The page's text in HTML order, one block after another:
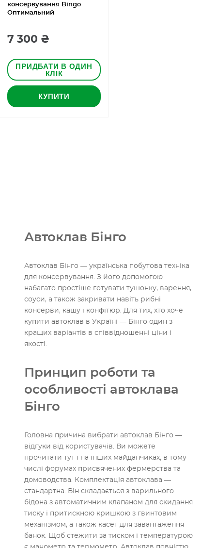
консервування Bingo
Оптимальний
7 300 ₴
ПРИДБАТИ В ОДИН
КЛІК
КУПИТИ
Автоклав Бінго
Автоклав Бінго — українська побутова техніка
для консервування. З його допомогою
набагато простіше готувати тушонку, варення,
соуси, а також закривати навіть рибні
консерви, кашу і конфітюр. Для тих, хто хоче
купити автоклав в Україні — Бінго один з
кращих варіантів в співвідношенні ціни і
якості.
Принцип роботи та
особливості автоклава
Бінго
Головна причина вибрати автоклав Бінго —
відгуки від користувачів. Ви можете
прочитати тут і на інших майданчиках, в тому
числі форумах присвячених фермерства та
домоводства. Комплектація автоклава —
стандартна. Він складається з варильного
бідона з автоматичним клапаном для скидання
тиску і притискною кришкою з гвинтовим
механізмом, а також касет для завантаження
банок. Щоб стежити за тиском і температурою